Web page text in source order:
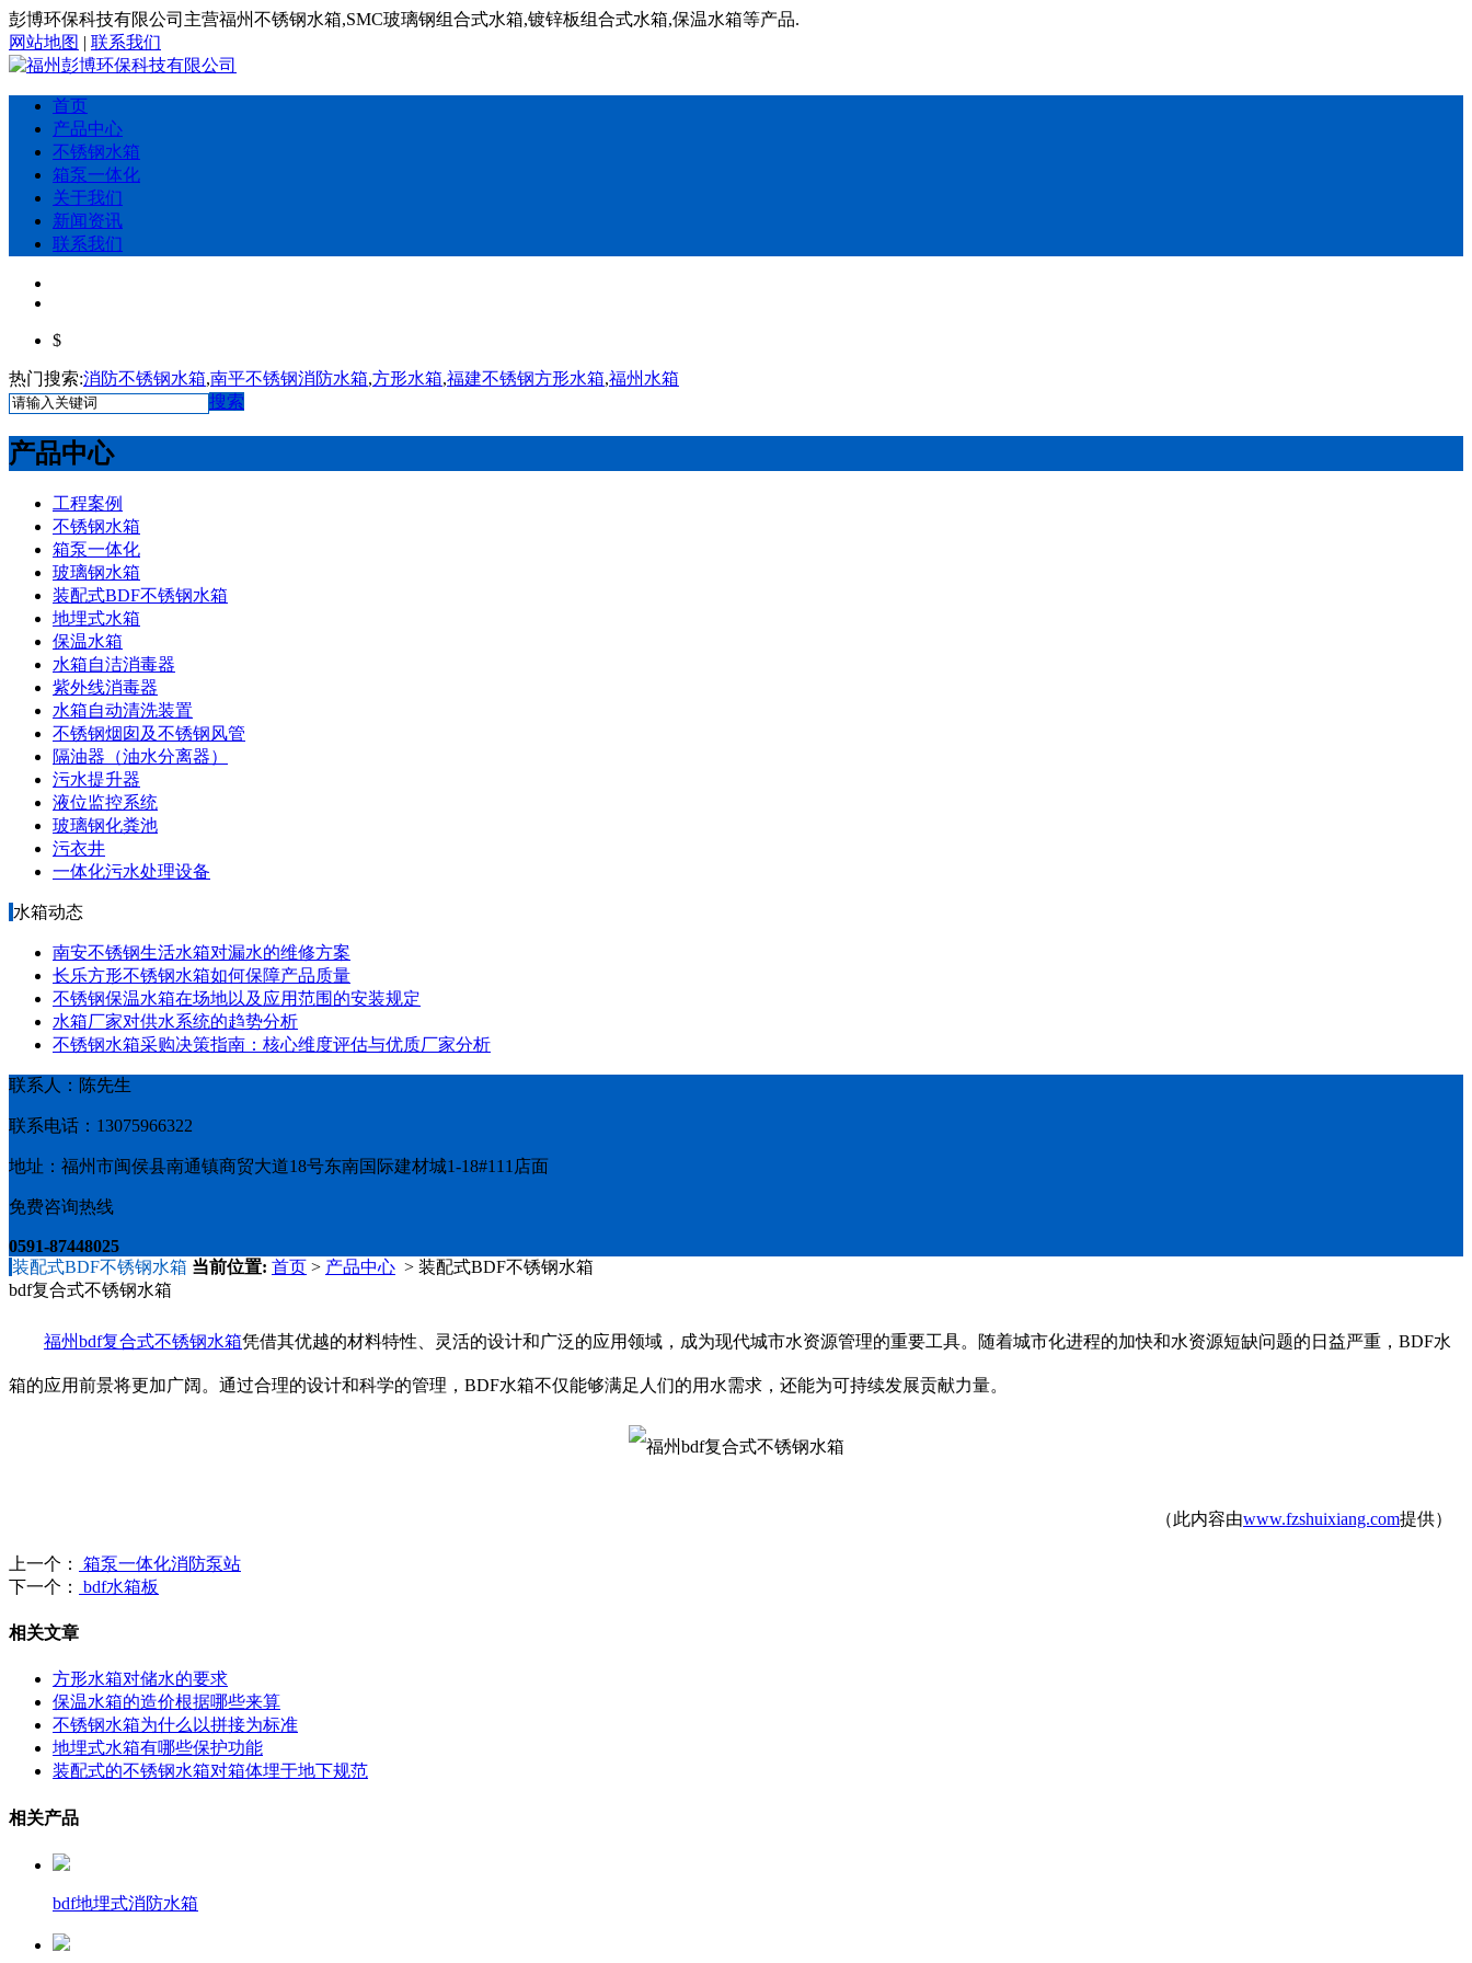
彭博环保科技有限公司主营福州不锈钢水箱,SMC玻璃钢组合式水箱,镀锌板组合式水箱,保温水箱等产品.
网站地图 | 联系我们
首页
产品中心
不锈钢水箱
箱泵一体化
关于我们
新闻资讯
联系我们
$
热门搜索:消防不锈钢水箱,南平不锈钢消防水箱,方形水箱,福建不锈钢方形水箱,福州水箱
搜索
产品中心
工程案例
不锈钢水箱
箱泵一体化
玻璃钢水箱
装配式BDF不锈钢水箱
地埋式水箱
保温水箱
水箱自洁消毒器
紫外线消毒器
水箱自动清洗装置
不锈钢烟囱及不锈钢风管
隔油器（油水分离器）
污水提升器
液位监控系统
玻璃钢化粪池
污衣井
一体化污水处理设备
水箱动态
南安不锈钢生活水箱对漏水的维修方案
长乐方形不锈钢水箱如何保障产品质量
不锈钢保温水箱在场地以及应用范围的安装规定
水箱厂家对供水系统的趋势分析
不锈钢水箱采购决策指南：核心维度评估与优质厂家分析
联系人：陈先生
联系电话：13075966322
地址：福州市闽侯县南通镇商贸大道18号东南国际建材城1-18#111店面
免费咨询热线
0591-87448025
装配式BDF不锈钢水箱 当前位置: 首页 > 产品中心 > 装配式BDF不锈钢水箱
bdf复合式不锈钢水箱
福州bdf复合式不锈钢水箱凭借其优越的材料特性、灵活的设计和广泛的应用领域，成为现代城市水资源管理的重要工具。随着城市化进程的加快和水资源短缺问题的日益严重，BDF水
箱的应用前景将更加广阔。通过合理的设计和科学的管理，BDF水箱不仅能够满足人们的用水需求，还能为可持续发展贡献力量。
（此内容由www.fzshuixiang.com提供）
上一个：
箱泵一体化消防泵站
下一个：
bdf水箱板
相关文章
方形水箱对储水的要求
保温水箱的造价根据哪些来算
不锈钢水箱为什么以拼接为标准
地埋式水箱有哪些保护功能
装配式的不锈钢水箱对箱体埋于地下规范
相关产品
bdf地埋式消防水箱